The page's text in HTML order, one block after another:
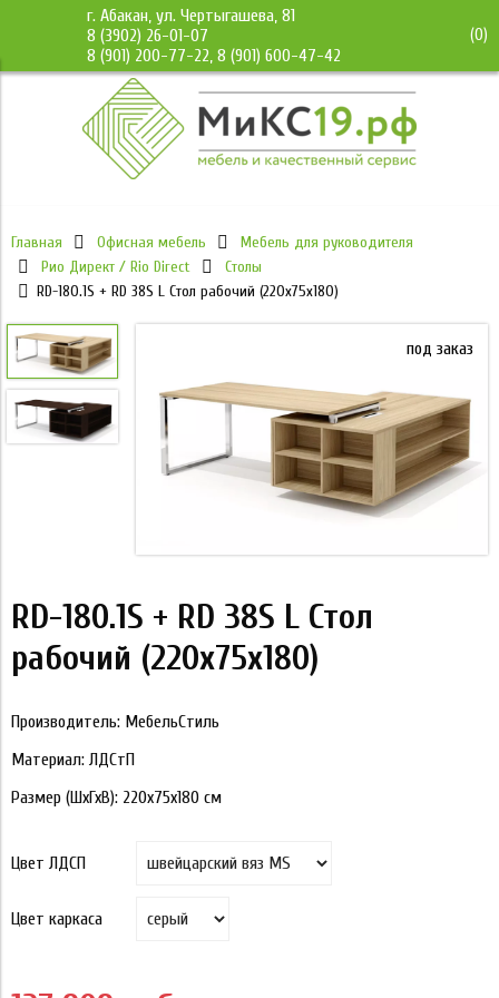
г. Абакан, ул. Чертыгашева, 81
8 (3902) 26-01-07
8 (901) 200-77-22, 8 (901) 600-47-42
(0)
Главная Офисная мебель
Мебель для руководителя
Рио Директ / Rio Direct
Столы
RD-180.1S + RD 38S L Стол рабочий (220х75х180)
под заказ
RD-180.1S + RD 38S L Стол
рабочий (220х75х180)
Производитель: МебельСтиль
Материал: ЛДСтП
Размер (ШхГхВ): 220х75х180 см
Цвет ЛДСП
Цвет каркаса